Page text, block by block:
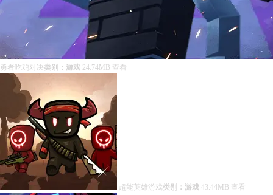
勇者吃鸡对决类别：游戏 24.74MB 查看
超能英雄游戏类别：游戏 43.44MB 查看